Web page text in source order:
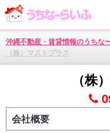
沖縄不動産・賃貸情報のうちな
（株）マストプラス
（株
会社概要